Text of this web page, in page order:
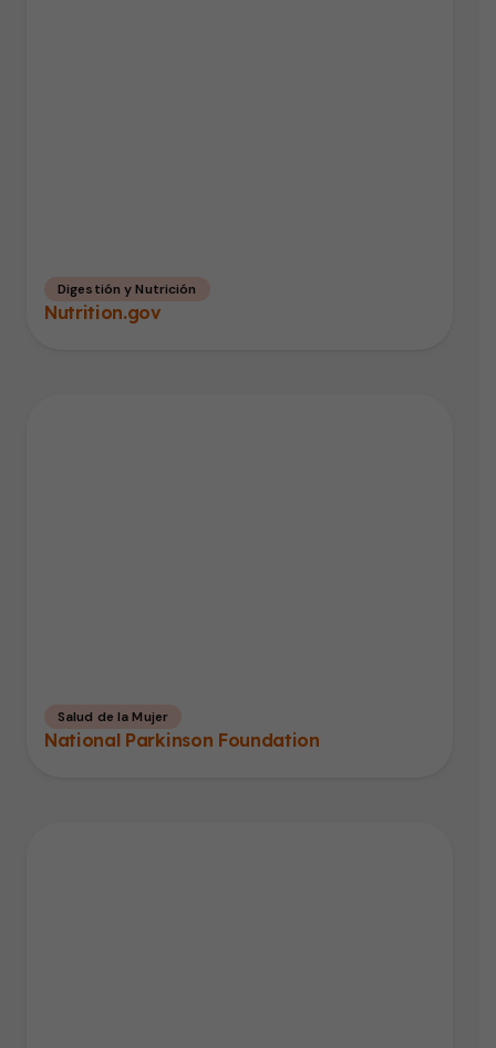
Digestión y Nutrición
Nutrition.gov
Salud de la Mujer
National Parkinson Foundation